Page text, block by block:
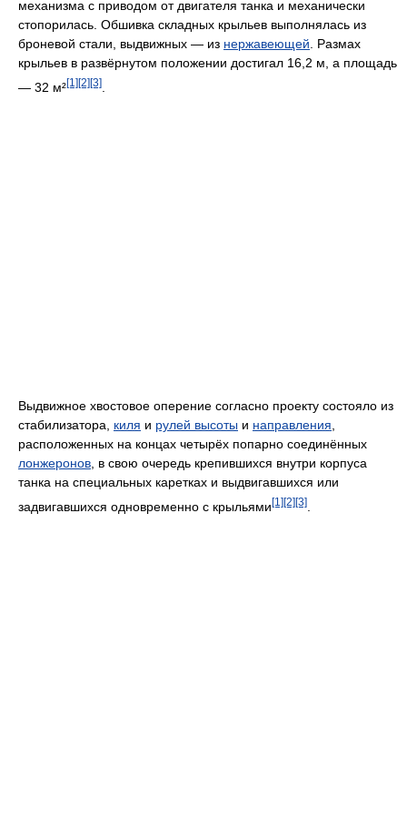
механизма с приводом от двигателя танка и механически
стопорилась. Обшивка складных крыльев выполнялась из
броневой стали, выдвижных — из нержавеющей . Размах
крыльев в развёрнутом положении достигал 16,2 м, а площадь
— 32 м²[1][2][3]
Выдвижное хвостовое оперение согласно проекту состояло из
стабилизатора, киля и рулей высоты и направления
расположенных на концах четырёх попарно соединённых
лонжеронов , в свою очередь крепившихся внутри корпуса
танка на специальных каретках и выдвигавшихся или
задвигавшихся одновременно с крыльями [1] [2] [3]